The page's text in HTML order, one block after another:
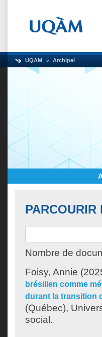
UQAM Archipel
PARCOURIR
Nombre de
Foisy, Annie
brésilien comme
durant la transition
(Québec),
social.